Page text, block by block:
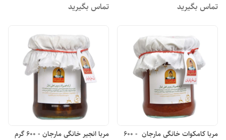
تماس بگیرید تماس بگیرید
مربا کامکوات خانگی مارجان - 600
مربا انجیر خانگی مارجان - 600 گرم